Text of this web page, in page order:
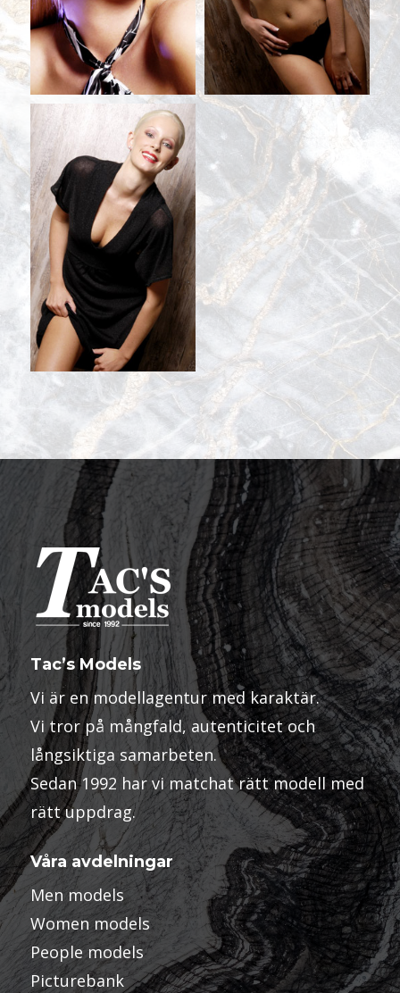
Tac’s Models
Vi är en modellagentur med karaktär.
Vi tror på mångfald, autenticitet och
långsiktiga samarbeten.
Sedan 1992 har vi matchat rätt modell med
rätt uppdrag.
Våra avdelningar
Men models
Women models
People models
Picturebank